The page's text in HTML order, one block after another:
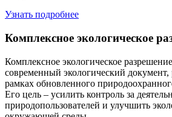
Узнать подробнее
Комплексное экологическое
Комплексное экологическое
современный экологический документ,
рамках обновленного
Его цель – усилить контроль за
природопользователей и улучшить